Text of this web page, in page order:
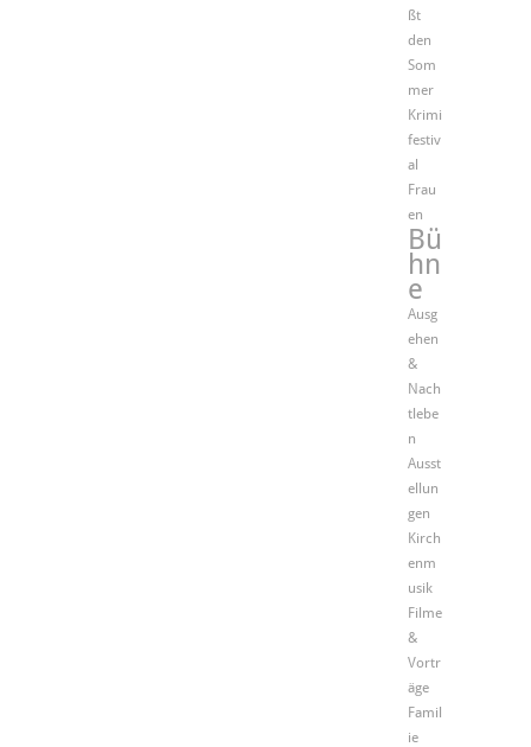
ßt
den
Som
mer
Krimi
festiv
al
Frau
en
Bü
hn
e
Ausg
ehen
&
Nach
tlebe
n
Ausst
ellun
gen
Kirch
enm
usik
Filme
&
Vortr
äge
Famil
ie